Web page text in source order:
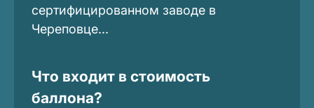
сертифицированном заводе в
Череповце...
Что входит в стоимость
баллона?